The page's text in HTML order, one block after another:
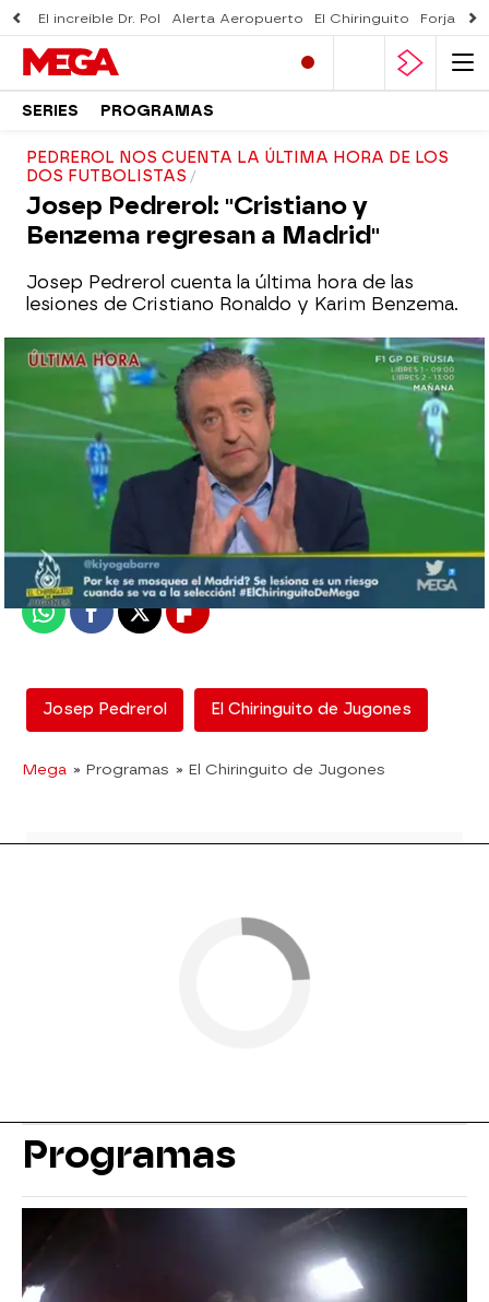
El increíble Dr. Pol Alerta Aeropuerto El Chiringuito Forjado
SERIES PROGRAMAS
PEDREROL NOS CUENTA LA ÚLTIMA HORA DE LOS
DOS FUTBOLISTAS
Josep Pedrerol: "Cristiano y
Benzema regresan a Madrid"
Josep Pedrerol cuenta la última hora de las
lesiones de Cristiano Ronaldo y Karim Benzema.
Madrid
Publicado:14 de febrero de 2018, 18:26
WhatsappFacebook
X Flipboard
Josep Pedrerol El Chiringuito de Jugones
Mega » Programas » El Chiringuito de Jugones
Programas